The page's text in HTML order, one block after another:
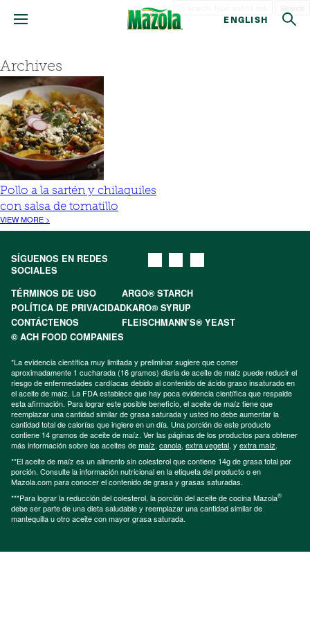
ENGLISH
Archives
Pollo a la sartén y chilaquiles
con salsa de tomatillo
VIEW MORE >
SÍGUENOS EN REDES
SOCIALES
TÉRMINOS DE USO
ARGO® STARCH
POLÍTICA DE PRIVACIDADKARO® SYRUP
CONTÁCTENOS
FLEISCHMANN’S® YEAST
© ACH FOOD COMPANIES
*La evidencia científica muy limitada y preliminar sugiere que comer
aproximadamente 1 cucharada (16 gramos) diaria de aceite de maíz puede reducir el
riesgo de enfermedades cardíacas debido al contenido de ácido graso insaturado en
el aceite de maíz. La FDA establece que hay poca evidencia científica que respalde
esta afirmación. Para lograr este posible beneficio, el aceite de maíz tiene que
reemplazar una cantidad similar de grasa saturada y usted no debe aumentar la
cantidad total de calorías que ingiere en un día. Una porción de este producto
contiene 14 gramos de aceite de maíz. Ver las páginas de los productos para obtener
más información sobre los aceites demaíz, canola, extra vegetal, y extra maíz.
**El aceite de maíz es un alimento sin colesterol que contiene 14g de grasa total por
porción. Consulte la información nutricional en la etiqueta del producto o en
Mazola.com para conocer el contenido de grasa y grasas saturadas.
***Para lograr la reducción del colesterol, la porción del aceite de cocina Mazola®
debe ser parte de una dieta saludable y reemplazar una cantidad similar de
mantequilla u otro aceite con mayor grasa saturada.